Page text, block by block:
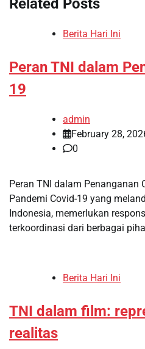
Related Posts
Berita Hari Ini
Peran TNI dalam
19
admin
February 28,
0
Peran TNI dalam Penanganan
Pandemi Covid-19 yang
Indonesia, memerlukan
terkoordinasi dari berbagai
Berita Hari Ini
TNI dalam film:
realitas